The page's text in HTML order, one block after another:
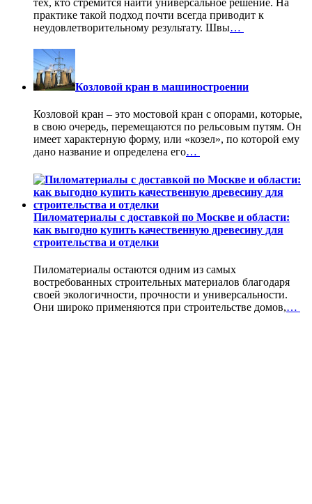
практике такой подход почти всегда приводит к
неудовлетворительному результату. Швы…
Козловой кран в машиностроении
Козловой кран – это мостовой кран с опорами, которые,
в свою очередь, перемещаются по рельсовым путям. Он
имеет характерную форму, или «козел», по которой ему
дано название и определена его…
Пиломатериалы с доставкой по Москве и области:
как выгодно купить качественную древесину для
строительства и отделки
Пиломатериалы остаются одним из самых
востребованных строительных материалов благодаря
своей экологичности, прочности и универсальности.
Они широко применяются при строительстве домов,…